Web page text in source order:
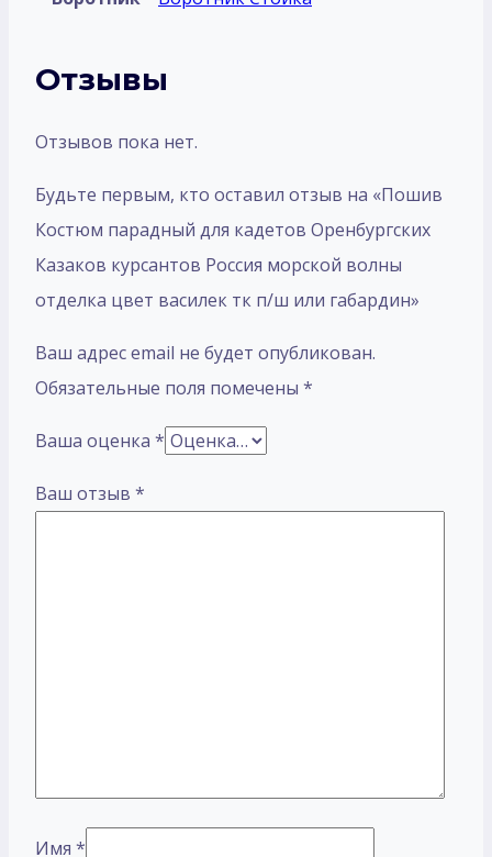
Отзывы
Отзывов пока нет.
Будьте первым, кто оставил отзыв на «Пошив
Костюм парадный для кадетов Оренбургских
Казаков курсантов Россия морской волны
отделка цвет василек тк п/ш или габардин»
Ваш адрес email не будет опубликован.
Обязательные поля помечены *
Ваша оценка *
Ваш отзыв *
Имя *